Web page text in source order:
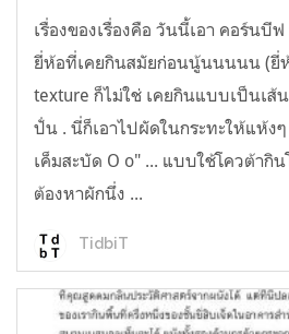
เรื่องของเรื่องคือ วันนี้เอา คอร์นบี
ยี่ห้อที่เคยกินสมัยก่อนนู้นนนนน (ยี่ห้
texture ก็ไม่ใช่ เคยกินแบบเป็นเส้
ปั่น . นี่ก็เอาไปผัดในกระทะให้แห้ง
เค็มสะบัด O o" ... แบบใช้โควต้ากิ
ต้องหาผักนึ่ง ...
TidbiT